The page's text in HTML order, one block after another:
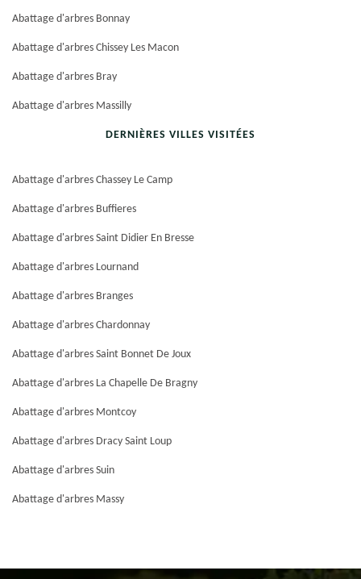
Abattage d'arbres Bonnay
Abattage d'arbres Chissey Les Macon
Abattage d'arbres Bray
Abattage d'arbres Massilly
DERNIÈRES VILLES VISITÉES
Abattage d'arbres Chassey Le Camp
Abattage d'arbres Buffieres
Abattage d'arbres Saint Didier En Bresse
Abattage d'arbres Lournand
Abattage d'arbres Branges
Abattage d'arbres Chardonnay
Abattage d'arbres Saint Bonnet De Joux
Abattage d'arbres La Chapelle De Bragny
Abattage d'arbres Montcoy
Abattage d'arbres Dracy Saint Loup
Abattage d'arbres Suin
Abattage d'arbres Massy